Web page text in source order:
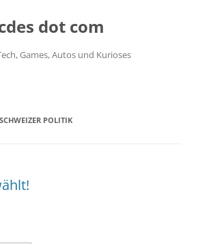
dot com
Games, Autos und Kurioses
SCHWEIZER POLITIK